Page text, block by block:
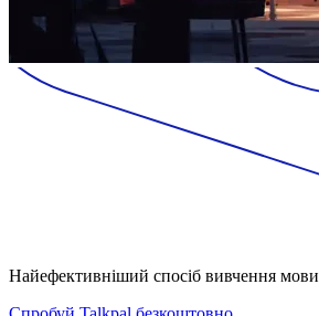
Найефективніший спосіб вивчення мови